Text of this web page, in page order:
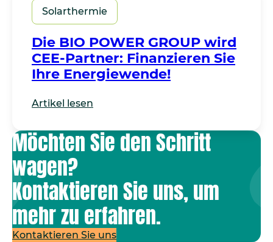
Solarthermie
Die BIO POWER GROUP wird
CEE-Partner: Finanzieren Sie
Ihre Energiewende!
Artikel lesen
Möchten Sie den Schritt
wagen?
Kontaktieren Sie uns, um
mehr zu erfahren.
Kontaktieren Sie uns